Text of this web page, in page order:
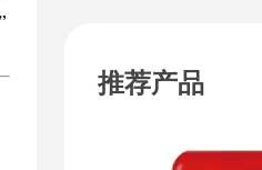
推荐产品